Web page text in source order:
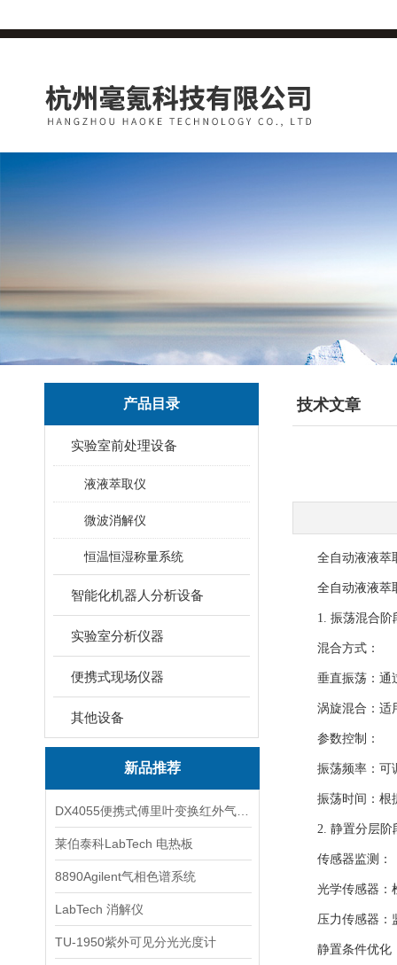
产品目录
实验室前处理设备
液液萃取仪
微波消解仪
恒温恒湿称量系统
智能化机器人分析设备
实验室分析仪器
便携式现场仪器
其他设备
新品推荐
莱伯泰科LabTech 电热板
8890Agilent气相色谱系统
LabTech 消解仪
TU-1950紫外可见分光光度计
技术文章
全自动液液萃取
全自动液液萃
1. 振荡混合阶
混合方式：
垂直振荡：通过
涡旋混合：适用
参数控制：
振荡频率：可
振荡时间：根据
2. 静置分层阶
传感器监测：
光学传感器：检
压力传感器：监
静置条件优化